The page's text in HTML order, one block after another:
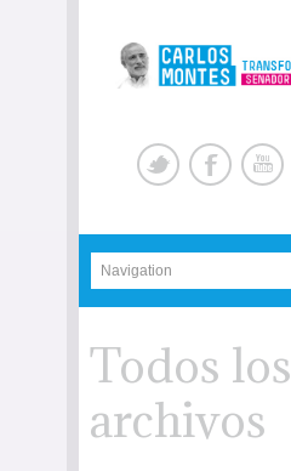
Todos los
archivos